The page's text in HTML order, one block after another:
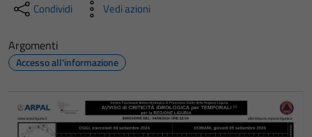
Condividi Vedi azioni
Argomenti
Accesso all'informazione